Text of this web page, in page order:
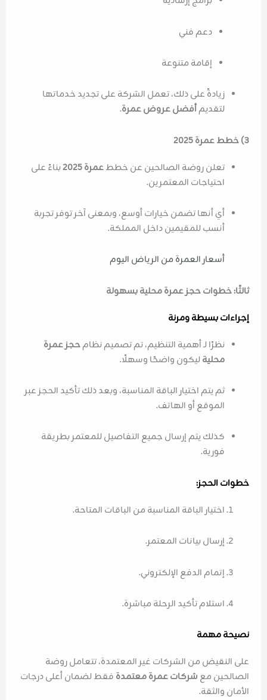
دعم فني
إقامة متنوعة
زيادةً على ذلك، تعمل الشركة على تجديد خدماتها
لتقديمأفضل عروض عمرة.
3) خطط عمرة 2025
تعلن روضة الصالحين عن خططعمرة 2025
بناءً على
احتياجات المعتمرين.
أي أنها تضمن خيارات أوسع، وبمعنى آخر توفر تجربة
أنسب للمقيمين داخل المملكة.
أسعار العمرة من الرياض اليوم
ثالثًا: خطوات حجز عمرة محلية بسهولة
إجراءات بسيطة ومرنة
نظرًا لـ أهمية التنظيم، تم تصميم نظامحجز عمرة
محلية ليكون واضحًا وسهلًا.
ثم يتم اختيار الباقة المناسبة، وبعد ذلك تأكيد الحجز عبر
الموقع أو الهاتف.
كذلك يتم إرسال جميع التفاصيل للمعتمر بطريقة
فورية.
خطوات الحجز:
اختيار الباقة المناسبة من الباقات المتاحة.
إرسال بيانات المعتمر.
إتمام الدفع الإلكتروني.
استلام تأكيد الرحلة مباشرة.
نصيحة مهمة
على النقيض من الشركات غير المعتمدة، تتعامل روضة
الصالحين مع شركات عمرة معتمدة فقط لضمان أعلى درجات
الأمان والثقة.